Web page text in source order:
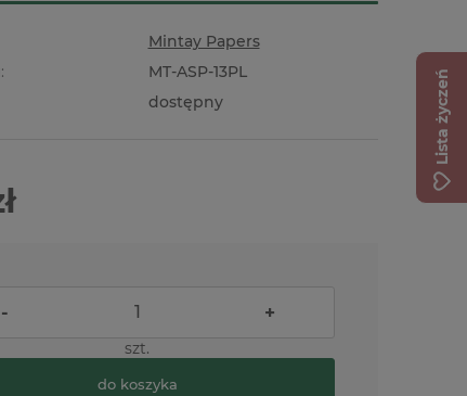
Mintay Papers
MT-ASP-13PL
dostępny
- +
szt.
do koszyka
Lista życzeń